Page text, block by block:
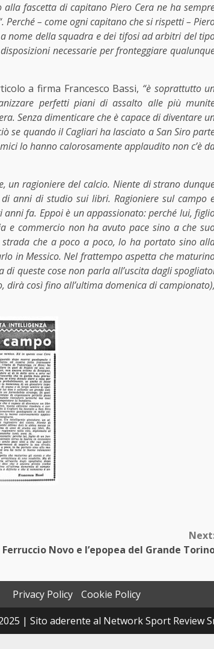
fascetta di capitano Piero Cera ne ha
– come ogni capitano che si rispetti –
nome della squadra e dei tifosi ad arbitri del
necessarie perfronteggiare
a firma Francesco Bassi, “è soprattutto
perfetti piani di assalto alle più
Senza dimenticare che è capace di diventare
se quando il Cagliari ha lasciato a San Siro
lo hanno calorosamente applaudito non c’è
un ragioniere del calcio. Niente di strano
anni di studio sui libri. Ragioniere sul campo
anni fa. Eppoi è un appassionato: perché lui,
e commercio non ha avuto pace sino a che
che a poco a poco, lo ha portato sino
in Messico. Nel frattempo aspetta che
queste cose non parla all’uscita dagli
dirà così fino all’ultima domenica di campionato),
Ferruccio Novo e l’epopea del Grande
Privacy Policy
Cookie Policy
| Sito aderente al Network Sport Review